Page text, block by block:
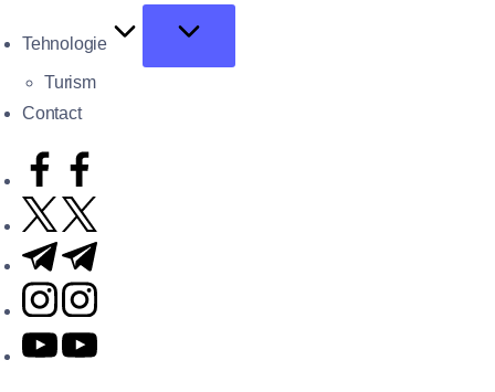
Tehnologie
Turism
Contact